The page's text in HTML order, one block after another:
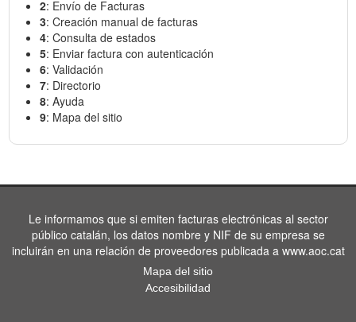
2: Envío de Facturas
3: Creación manual de facturas
4: Consulta de estados
5: Enviar factura con autenticación
6: Validación
7: Directorio
8: Ayuda
9: Mapa del sitio
Le informamos que si emiten facturas electrónicas al sector
público catalán, los datos nombre y NIF de su empresa se
incluirán en una relación de proveedores publicada a www.aoc.cat
Mapa del sitio
Accesibilidad